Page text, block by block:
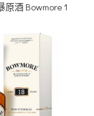
原酒 Bowmore 1